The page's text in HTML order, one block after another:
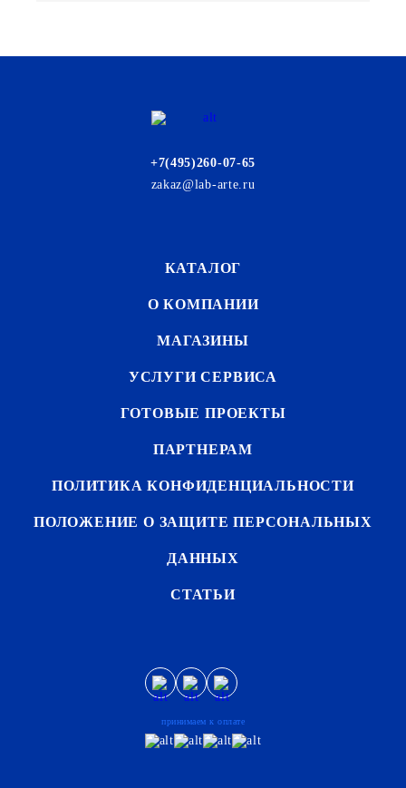
+7(495)260-07-65
zakaz@lab-arte.ru
КАТАЛОГ
О КОМПАНИИ
МАГАЗИНЫ
УСЛУГИ СЕРВИСА
ГОТОВЫЕ ПРОЕКТЫ
ПАРТНЕРАМ
ПОЛИТИКА КОНФИДЕНЦИАЛЬНОСТИ
ПОЛОЖЕНИЕ О ЗАЩИТЕ ПЕРСОНАЛЬНЫХ
ДАННЫХ
СТАТЬИ
принимаем к оплате